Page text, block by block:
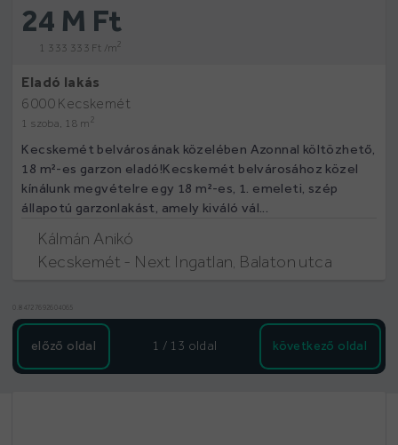
24 M Ft
1 333 333 Ft /m2
Eladó lakás
6000 Kecskemét
1 szoba, 18 m 2
Kecskemét belvárosának közelében Azonnal költözhető,
18 m²-es garzon eladó!Kecskemét belvárosához közel
kínálunk megvételre egy 18 m²-es, 1. emeleti, szép
állapotú garzonlakást, amely kiváló vál...
Kálmán Anikó
Kecskemét - Next Ingatlan, Balaton utca
0.84727692604065
előző oldal 1 / 13 oldal következő oldal